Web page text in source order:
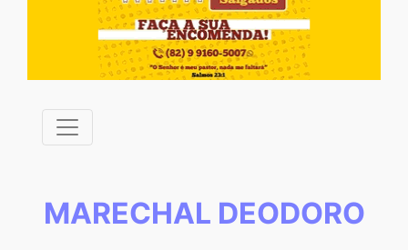
MARECHAL DEODORO